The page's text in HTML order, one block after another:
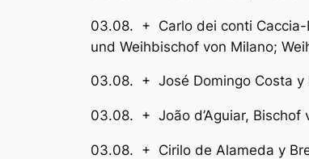
03.08. + Carlo dei conti
und Weihbischof von Milano;
03.08. + José Domingo
03.08. + João d’Aguiar,
03.08. + Cirilo de